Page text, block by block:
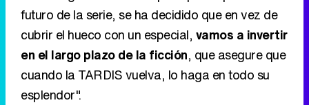
Tráiler en catalán de 'Ravalear', la nueva serie de HBO Max sobre los fondos buitre
futuro de la serie, se ha decidido que en vez de
cubrir el hueco con un especial, vamos a invertir
en el largo plazo de la ficción, que asegure que
cuando la TARDIS vuelva, lo haga en todo su
esplendor".